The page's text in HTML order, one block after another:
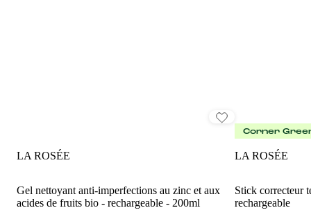
LA ROSÉE
Gel nettoyant anti-imperfections au zinc et aux
acides de fruits bio - rechargeable - 200ml
Corner
LA ROSÉE
Stick correcteur
rechargeable